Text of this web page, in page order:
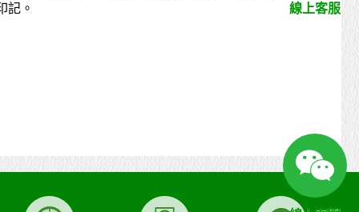
記。
線上客服